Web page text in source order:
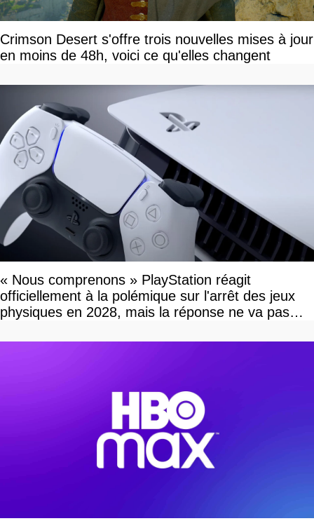
Crimson Desert s'offre trois nouvelles mises à jour
en moins de 48h, voici ce qu'elles changent
« Nous comprenons » PlayStation réagit
officiellement à la polémique sur l'arrêt des jeux
physiques en 2028, mais la réponse ne va pas